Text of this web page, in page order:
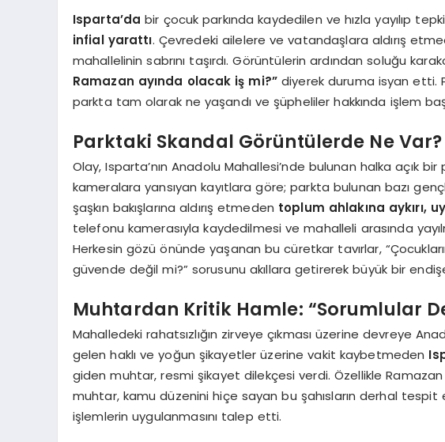
Isparta’da bir çocuk parkında kaydedilen ve hızla yayılıp
infial yarattı. Çevredeki ailelere ve vatandaşlara aldırış
mahallelinin sabrını taşırdı. Görüntülerin ardından soluğu
Ramazan ayında olacak iş mi?” diyerek duruma isyan etti.
parkta tam olarak ne yaşandı ve şüpheliler hakkında işlem
Parktaki Skandal Görüntülerde Ne Var?
Olay, Isparta’nın Anadolu Mahallesi’nde bulunan halka açık
kameralara yansıyan kayıtlara göre; parkta bulunan bazı
şaşkın bakışlarına aldırış etmeden toplum ahlakına aykırı,
telefonu kamerasıyla kaydedilmesi ve mahalleli arasında
Herkesin gözü önünde yaşanan bu cüretkar tavırlar,
güvende değil mi?” sorusunu akıllara getirerek büyük bir
Muhtardan Kritik Hamle: “Sorumlular
Mahalledeki rahatsızlığın zirveye çıkması üzerine devreye
gelen haklı ve yoğun şikayetler üzerine vakit kaybetmeden
giden muhtar, resmi şikayet dilekçesi verdi. Özellikle
muhtar, kamu düzenini hiçe sayan bu şahısların derhal tespit
işlemlerin uygulanmasını talep etti.